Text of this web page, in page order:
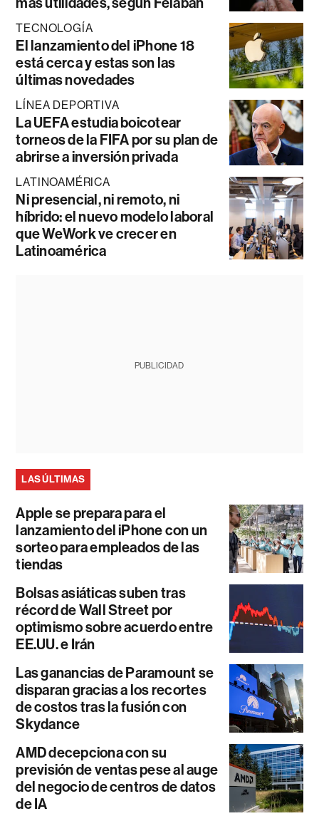
TECNOLOGÍA
El lanzamiento del iPhone 18
está cerca y estas son las
últimas novedades
LÍNEA DEPORTIVA
La UEFA estudia boicotear
torneos de la FIFA por su plan de
abrirse a inversión privada
LATINOAMÉRICA
Ni presencial, ni remoto, ni
híbrido: el nuevo modelo laboral
que WeWork ve crecer en
Latinoamérica
PUBLICIDAD
LAS ÚLTIMAS
Apple se prepara para el
lanzamiento del iPhone con un
sorteo para empleados de las
tiendas
Bolsas asiáticas suben tras
récord de Wall Street por
optimismo sobre acuerdo entre
EE.UU. e Irán
Las ganancias de Paramount se
disparan gracias a los recortes
de costos tras la fusión con
Skydance
AMD decepciona con su
previsión de ventas pese al auge
del negocio de centros de datos
de IA